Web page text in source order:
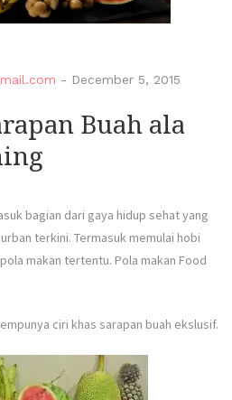
- December 5, 2015
Buah ala
bagian dari gaya hidup sehat yang
terkini. Termasuk memulai hobi
makan tertentu. Pola makan Food
ciri khas sarapan buah ekslusif.